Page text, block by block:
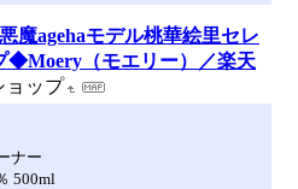
魔agehaモデル桃華絵里セレ
◆Moery（モエリー）／楽天
ョップ
ナー
500ml